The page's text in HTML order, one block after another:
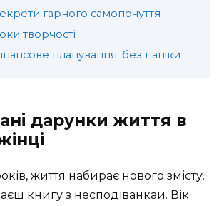
гарного самопочуття
творчості
планування: без паніки
дарунки життя в
життя набирає нового змісту.
книгу з несподіванкаи. Вік